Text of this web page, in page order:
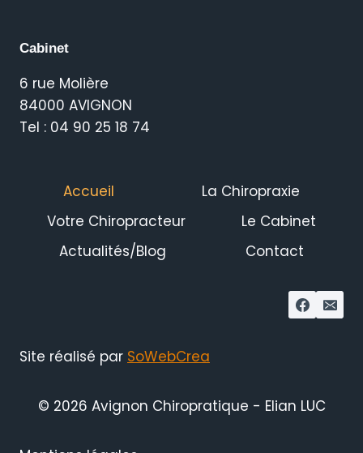
Cabinet
6 rue Molière
84000 AVIGNON
Tel : 04 90 25 18 74
Accueil
La Chiropraxie
Votre Chiropracteur
Le Cabinet
Actualités/Blog
Contact
Site réalisé par SoWebCrea
© 2026 Avignon Chiropratique - Elian LUC